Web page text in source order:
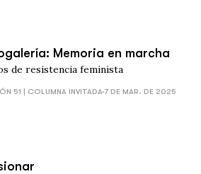
Memoria en marcha
de resistencia feminista
51 | COLUMNA INVITADA 7 DE MAR. DE 2025